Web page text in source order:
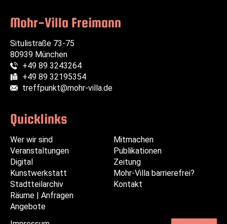
Mohr-Villa Freimann
Situlistraße 73-75
80939 München
Telefon:
+49 89 3243264
Fax:
+49 89 32195354
E-Mail:
treffpunkt@mohr-villa.de
Quicklinks
überspringen
Wer wir sind
Veranstaltungen
Digital
Kunstwerkstatt
Stadtteilarchiv
Räume | Anfragen
Angebote
überspringen
Mitmachen
Publikationen
Zeitung
Mohr-Villa barrierefrei?
Kontakt